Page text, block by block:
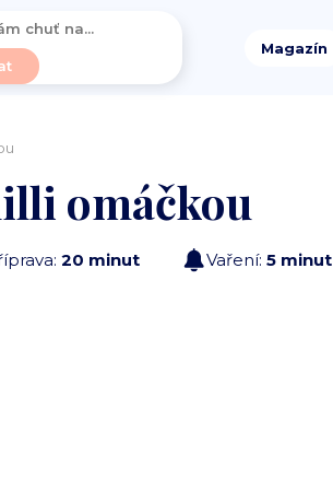
Magazín
omáčkou
20 minut Vaření: 5 minut